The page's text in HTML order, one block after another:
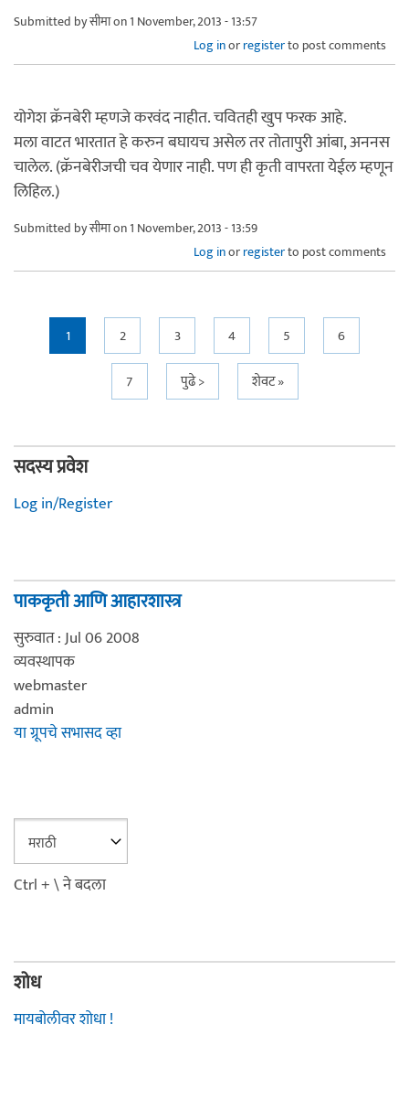
Submitted byसीमाon 1 November, 2013 - 13:57
Log inorregisterto post comments
योगेश क्रॅनबेरी म्हणजे करवंद नाहीत. चवितही खुप फरक आहे.
मला वाटत भारतात हे करुन बघायच असेल तर तोतापुरी आंबा, अननस
चालेल. (क्रॅनबेरीजची चव येणार नाही. पण ही कृती वापरता येईल म्हणून
लिहिल.)
Submitted byसीमाon 1 November, 2013 - 13:59
Log inorregisterto post comments
Pages
1 2 3 4 5
6
7
पुढे > शेवट »
सदस्य प्रवेश
Log in/Register
पाककृती आणि आहारशास्त्र
सुरुवात : Jul 06 2008
व्यवस्थापक
webmaster
admin
या ग्रूपचे सभासद व्हा
Ctrl + \ ने बदला
शोध
मायबोलीवर शोधा !